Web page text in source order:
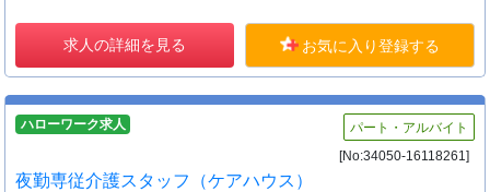
求人の詳細を見る お気に入り登録する
ハローワーク求人
パート・アルバイト
[No:34050-16118261]
夜勤専従介護スタッフ（ケアハウス）